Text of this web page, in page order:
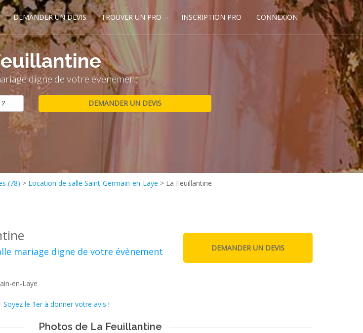
DEMANDER UN DEVIS TROUVER UN PRO INSCRIPTION PRO CONNEXION
digne de votre évènement
(78) > Location de salle Saint-Germain-en-Laye > La Feuillantine
mariage digne de votre évènement
en-Laye
Soyez le 1er à donner votre avis !
Photos de La Feuillantine